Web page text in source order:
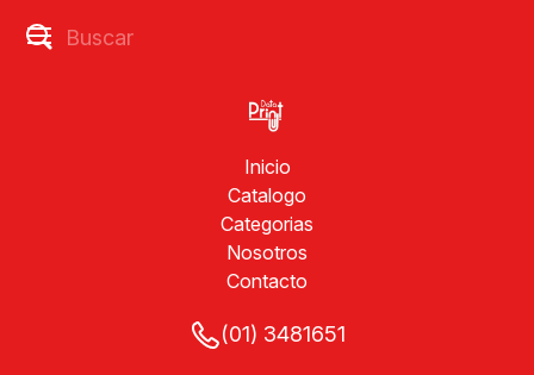
Inicio
Catalogo
Categorias
Nosotros
Contacto
(01) 3481651